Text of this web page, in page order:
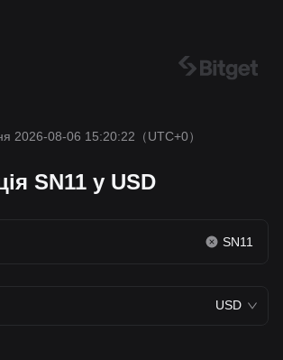
2026-08-06 15:20:22 （UTC+0）
SN11 у USD
SN11
USD